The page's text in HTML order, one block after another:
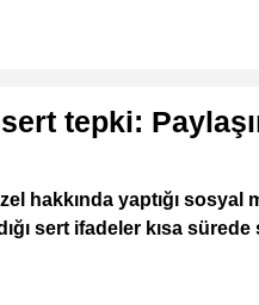
tepki:
hakkında yaptığı
sert ifadeler kısa